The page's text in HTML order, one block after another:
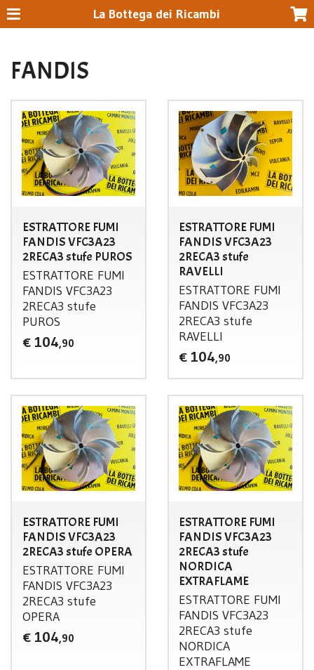
La Bottega dei Ricambi
FANDIS
ESTRATTORE FUMI
FANDIS VFC3A23
2RECA3 stufe PUROS
ESTRATTORE FUMI
FANDIS VFC3A23
2RECA3 stufe
PUROS
€ 104,90
ESTRATTORE FUMI
FANDIS VFC3A23
2RECA3 stufe
RAVELLI
ESTRATTORE FUMI
FANDIS VFC3A23
2RECA3 stufe
RAVELLI
€ 104,90
ESTRATTORE FUMI
FANDIS VFC3A23
2RECA3 stufe OPERA
ESTRATTORE FUMI
FANDIS VFC3A23
2RECA3 stufe
OPERA
€ 104,90
ESTRATTORE FUMI
FANDIS VFC3A23
2RECA3 stufe
NORDICA
EXTRAFLAME
ESTRATTORE FUMI
FANDIS VFC3A23
2RECA3 stufe
NORDICA
EXTRAFLAME